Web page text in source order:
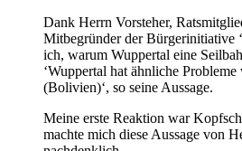
Dank Herrn Vorsteher,
Mitbegründer der Bürgerinitiative
ich, warum Wuppertal eine
‘Wuppertal hat ähnliche
(Bolivien)‘, so seine Aussage.
Meine erste Reaktion war
machte mich diese Aussage von